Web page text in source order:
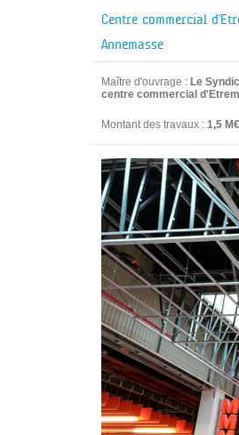
Centre commercial
Annemasse
Maître d'ouvrage : Le
centre commercial
Montant des travaux : 1,5